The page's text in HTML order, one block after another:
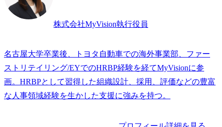
株式会社MyVision執行役員
名古屋大学卒業後、トヨタ自動車での海外事業部、ファー
ストリテイリング/EYでのHRBP経験を経てMyVisionに参
画。HRBPとして習得した組織設計、採用、評価などの豊富
な人事領域経験を生かした支援に強みを持つ。